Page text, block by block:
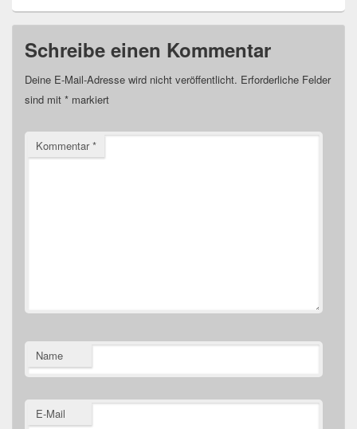
Schreibe einen Kommentar
Deine E-Mail-Adresse wird nicht veröffentlicht. Erforderliche Felder
sind mit * markiert
Kommentar*
Name
E-Mail